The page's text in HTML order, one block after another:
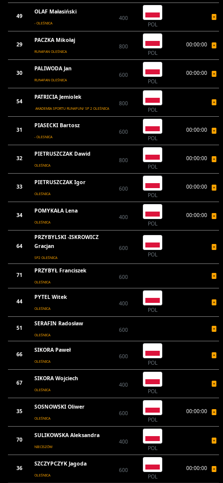
49
OLAF Małasiński
- OLEŚNICA
400
POL
29
PACZKA Mikołaj
RUN4FAN OLEŚNICA
800
POL
00:00:00
30
PALIWODA Jan
RUN4FAN OLEŚNICA
600
POL
00:00:00
54
PATRICIA Jemiolek
AKADEMIA SPORTU RUN4FUN/ SP 2 OLEŚNICA
800
POL
31
PIASECKI Bartosz
- OLESNICA
600
POL
00:00:00
32
PIETRUSZCZAK Dawid
OLEŚNICA
800
POL
00:00:00
33
PIETRUSZCZAK Igor
OLEŚNICA
600
POL
00:00:00
34
POMYKAŁA Lena
OLEŚNICA
400
POL
00:00:00
64
PRZYBYLSKI -ISKROWICZ
Gracjan
SP2 OLEŚNICA
600
POL
71
PRZYBYŁ Franciszek
OLEŚNICA
600
44
PYTEL Witek
OLEŚNICA
400
POL
51
SERAFIN Radosław
OLEŚNICA
600
66
SIKORA Paweł
OLEŚNICA
600
POL
67
SIKORA Wojciech
OLEŚNICA
400
POL
35
SOSNOWSKI Oliwer
OLEŚNICA
600
POL
00:00:00
70
SULIKOWSKA Aleksandra
NIECISZÓW
400
POL
36
SZCZYPCZYK Jagoda
OLEŚNICA
600
POL
00:00:00